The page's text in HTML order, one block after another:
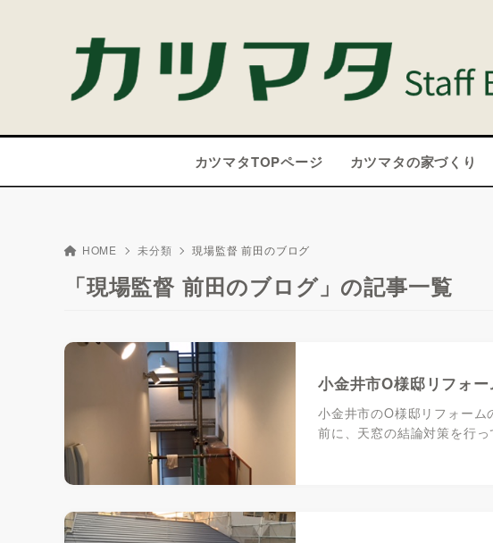
カツマタTOPページ カツマタの家づくり
HOME 未分類 現場監督 前田のブログ
「現場監督 前田のブログ」の記事一覧
小金井市O様邸リフォ
小金井市のO様邸リフォー
前に、天窓の結論対策を行